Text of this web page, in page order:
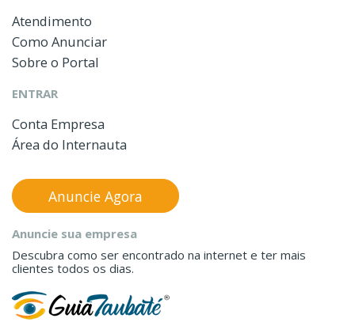
Atendimento
Como Anunciar
Sobre o Portal
ENTRAR
Conta Empresa
Área do Internauta
Anuncie sua empresa
Descubra como ser encontrado na internet e ter mais
clientes todos os dias.
Anuncie Agora